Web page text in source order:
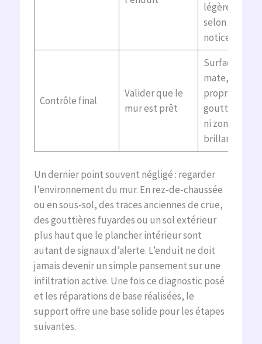
légèrement
selon la
notice
Contrôle final
Valider que le
mur est prêt
Surface
mate,
propre, sans
gouttelettes
ni zones
brillantes
Un dernier point souvent négligé : regarder
l’environnement du mur. En rez-de-chaussée
ou en sous-sol, des traces anciennes de crue,
des gouttières fuyardes ou un sol extérieur
plus haut que le plancher intérieur sont
autant de signaux d’alerte. L’enduit ne doit
jamais devenir un simple pansement sur une
infiltration active. Une fois ce diagnostic posé
et les réparations de base réalisées, le
support offre une base solide pour les étapes
suivantes.